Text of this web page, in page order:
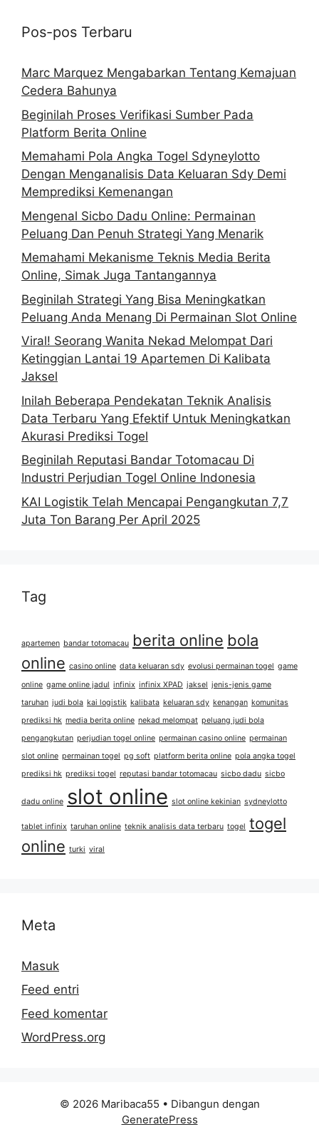
Pos-pos Terbaru
Marc Marquez Mengabarkan Tentang Kemajuan
Cedera Bahunya
Beginilah Proses Verifikasi Sumber Pada
Platform Berita Online
Memahami Pola Angka Togel Sdyneylotto
Dengan Menganalisis Data Keluaran Sdy Demi
Memprediksi Kemenangan
Mengenal Sicbo Dadu Online: Permainan
Peluang Dan Penuh Strategi Yang Menarik
Memahami Mekanisme Teknis Media Berita
Online, Simak Juga Tantangannya
Beginilah Strategi Yang Bisa Meningkatkan
Peluang Anda Menang Di Permainan Slot Online
Viral! Seorang Wanita Nekad Melompat Dari
Ketinggian Lantai 19 Apartemen Di Kalibata
Jaksel
Inilah Beberapa Pendekatan Teknik Analisis
Data Terbaru Yang Efektif Untuk Meningkatkan
Akurasi Prediksi Togel
Beginilah Reputasi Bandar Totomacau Di
Industri Perjudian Togel Online Indonesia
KAI Logistik Telah Mencapai Pengangkutan 7,7
Juta Ton Barang Per April 2025
Tag
apartemen bandar totomacau berita online bola
online casino online data keluaran sdy evolusi permainan togel game
online game online jadul infinix infinix XPAD jaksel jenis-jenis game
taruhan judi bola kai logistik kalibata keluaran sdy kenangan komunitas
prediksi hk media berita online nekad melompat peluang judi bola
pengangkutan perjudian togel online permainan casino online permainan
slot online permainan togel pg soft platform berita online pola angka togel
prediksi hk prediksi togel reputasi bandar totomacau sicbo dadu sicbo
dadu online slot online slot online kekinian sydneylotto
tablet infinix taruhan online teknik analisis data terbaru togel togel
online turki viral
Meta
Masuk
Feed entri
Feed komentar
WordPress.org
© 2026 Maribaca55 • Dibangun dengan
GeneratePress